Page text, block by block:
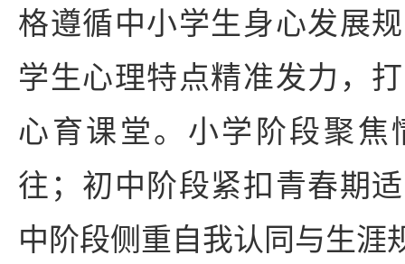
格遵循中小学生身心发展
学生心理特点精准发力，
心育课堂。小学阶段聚焦
往；初中阶段紧扣青春期
中阶段侧重自我认同与生涯